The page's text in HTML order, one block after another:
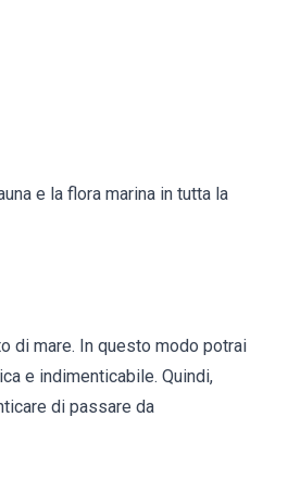
e la flora marina in tutta la
di mare. In questo modo potrai
e indimenticabile. Quindi,
di passare da